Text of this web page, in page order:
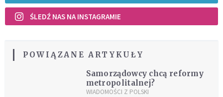
ŚLEDŹ NAS NA INSTAGRAMIE
POWIĄZANE ARTYKUŁY
Samorządowcy chcą reformy
metropolitalnej?
WIADOMOŚCI Z POLSKI